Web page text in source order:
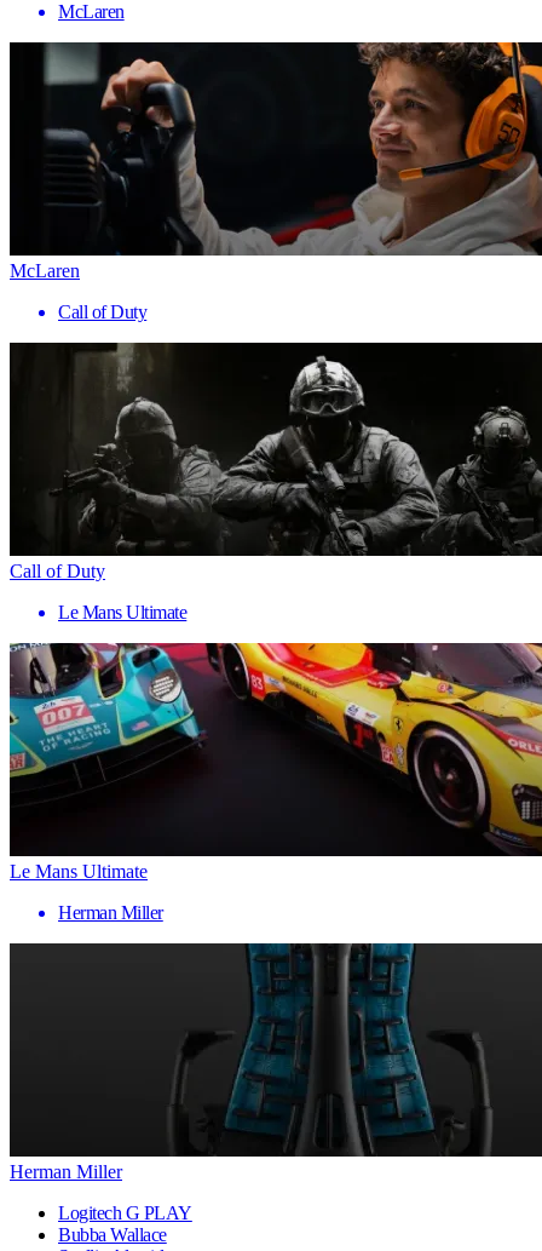
McLaren
McLaren
Call of Duty
Call of Duty
Le Mans Ultimate
Le Mans Ultimate
Herman Miller
Herman Miller
Logitech G PLAY
Bubba Wallace